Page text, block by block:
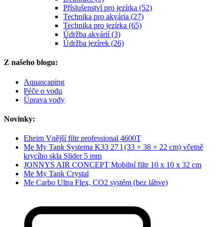
Příslušenství pro jezírka (52)
Technika pro akvária (27)
Technika pro jezírka (65)
Údržba akvárií (3)
Údržba jezírek (26)
Z našeho blogu:
Aquascaping
Péče o vodu
Úprava vody
Novinky:
Eheim Vnější filtr professional 4600T
Me My Tank Systema K33 27 l (33 × 38 × 22 cm) včetně
krycího skla Slider 5 mm
JONNYS AIR CONCEPT Mobilní filtr 10 x 10 x 32 cm
Me My Tank Crystal
Me Carbo Ultra Flex, CO2 systém (bez láhve)